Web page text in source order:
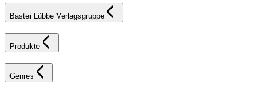
Bastei Lübbe Verlagsgruppe
Produkte
Genres